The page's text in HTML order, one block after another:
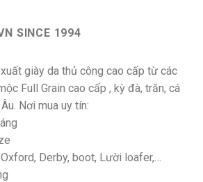
SINCE 1994
giày da thủ công cao cấp từ các
Full Grain cao cấp , kỳ đà, trăn, cá
Nơi mua uy tín:
Derby, boot, Lười loafer,…